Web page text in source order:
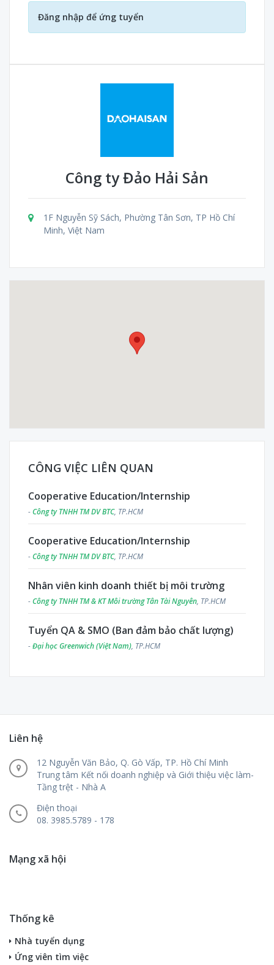
Đăng nhập để ứng tuyển
Công ty Đảo Hải Sản
1F Nguyễn Sỹ Sách, Phường Tân Sơn, TP Hồ Chí
Minh, Việt Nam
CÔNG VIỆC LIÊN QUAN
Cooperative Education/Internship
-Công ty TNHH TM DV BTC, TP.HCM
Cooperative Education/Internship
-Công ty TNHH TM DV BTC, TP.HCM
Nhân viên kinh doanh thiết bị môi trường
-Công ty TNHH TM & KT Môi trường Tân Tài Nguyên, TP.HCM
Tuyển QA & SMO (Ban đảm bảo chất lượng)
-Đại học Greenwich (Việt Nam), TP.HCM
Liên hệ
12 Nguyễn Văn Bảo, Q. Gò Vấp, TP. Hồ Chí Minh
Trung tâm Kết nối doanh nghiệp và Giới thiệu việc làm-
Tầng trệt - Nhà A
Điện thoại
08. 3985.5789 - 178
Mạng xã hội
Thống kê
Nhà tuyển dụng
Ứng viên tìm việc